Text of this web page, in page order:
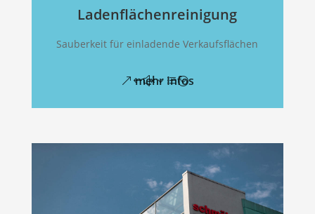
Ladenflächenreinigung
Sauberkeit für einladende Verkaufsflächen
mehr Infos